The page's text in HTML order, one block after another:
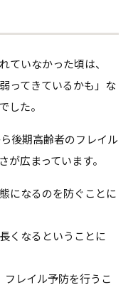
ていなかった頃は、
ってきているかも」な
した。
後期高齢者のフレイル
広まっています。
になるのを防ぐことに
くなるということに
フレイル予防を行うこ